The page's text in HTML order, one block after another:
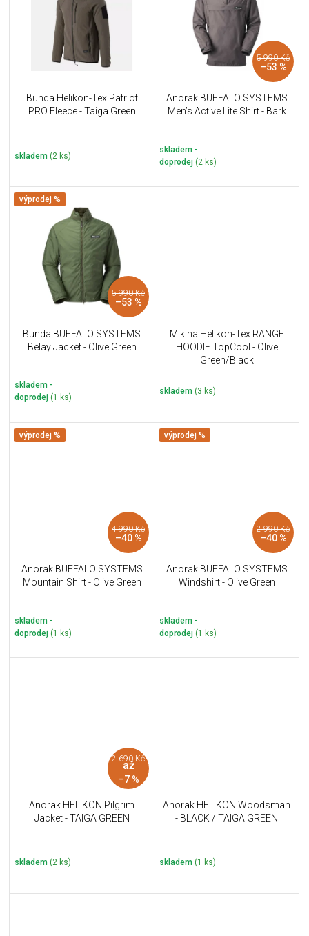
Bunda Helikon-Tex Patriot
PRO Fleece - Taiga Green
skladem (2 ks)
5 990 Kč
–53 %
Anorak BUFFALO SYSTEMS
Men’s Active Lite Shirt - Bark
skladem -
doprodej (2 ks)
výprodej %
5 990 Kč
–53 %
Bunda BUFFALO SYSTEMS
Belay Jacket - Olive Green
skladem -
doprodej (1 ks)
Mikina Helikon-Tex RANGE
HOODIE TopCool - Olive
Green/Black
skladem (3 ks)
výprodej %
4 990 Kč
–40 %
Anorak BUFFALO SYSTEMS
Mountain Shirt - Olive Green
skladem -
doprodej (1 ks)
výprodej %
2 990 Kč
–40 %
Anorak BUFFALO SYSTEMS
Windshirt - Olive Green
skladem -
doprodej (1 ks)
2 690 Kč
až
–7 %
Anorak HELIKON Pilgrim
Jacket - TAIGA GREEN
skladem (2 ks)
Anorak HELIKON Woodsman
- BLACK / TAIGA GREEN
skladem (1 ks)